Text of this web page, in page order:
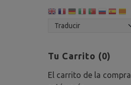
Tu Carrito (0)
El carrito de la compra